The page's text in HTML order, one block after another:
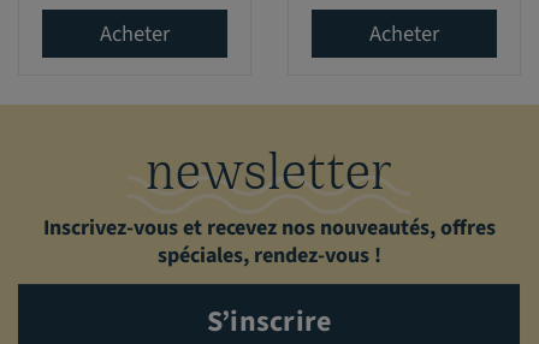
Acheter Acheter
newsletter
Inscrivez-vous et recevez nos nouveautés, offres
spéciales, rendez-vous !
S’inscrire